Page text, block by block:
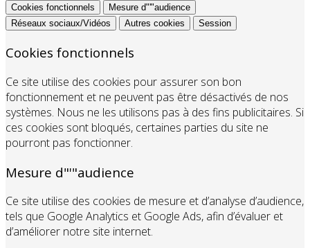
Cookies fonctionnels
Mesure d"'"audience
Réseaux sociaux/Vidéos
Autres cookies Session
Cookies fonctionnels
Ce site utilise des cookies pour assurer son bon
fonctionnement et ne peuvent pas être désactivés de nos
systèmes. Nous ne les utilisons pas à des fins publicitaires. Si
ces cookies sont bloqués, certaines parties du site ne
pourront pas fonctionner.
Mesure d"'"audience
Ce site utilise des cookies de mesure et d’analyse d’audience,
tels que Google Analytics et Google Ads, afin d’évaluer et
d’améliorer notre site internet.